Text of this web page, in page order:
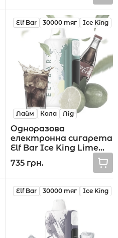
Elf Bar 30000 тяг Ice King
Лайм Кола Лід
Одноразова
електронна сигарета
Elf Bar Ice King Lime
Cola 30000 тяг
735 грн.
Elf Bar 30000 тяг Ice King